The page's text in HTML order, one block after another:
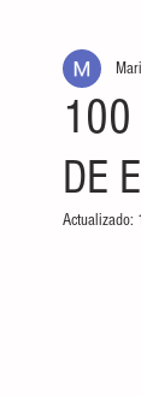
100
DE
Actualizado: